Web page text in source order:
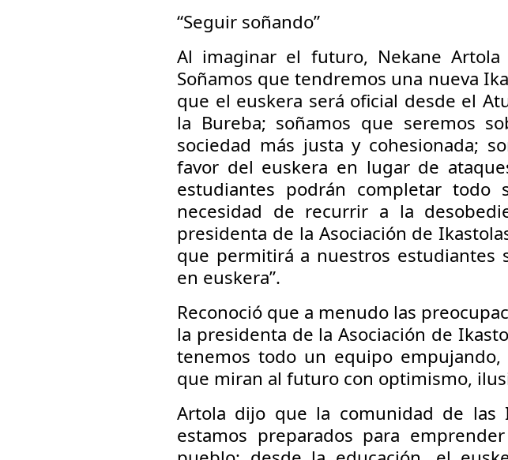
“Seguir soñando”
Al imaginar el futuro, Nekane Artola
Soñamos que tendremos una nueva
que el euskera será oficial desde el
la Bureba; soñamos que seremos
sociedad más justa y cohesionada;
favor del euskera en lugar de
estudiantes podrán completar todo
necesidad de recurrir a la
presidenta de la Asociación de
que permitirá a nuestros estudiantes
en euskera”.
Reconoció que a menudo las
la presidenta de la Asociación de
tenemos todo un equipo
que miran al futuro con optimismo,
Artola dijo que la comunidad de las
estamos preparados para